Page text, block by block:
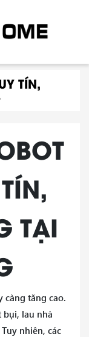
TÍN,
TẠI
càng tăng cao.
bụi, lau nhà
nhiên, các